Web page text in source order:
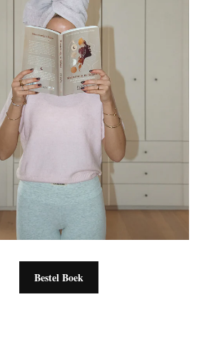
Bestel Boek